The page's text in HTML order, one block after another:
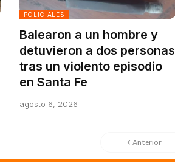
POLICIALES
Balearon a un hombre y
detuvieron a dos personas
tras un violento episodio
en Santa Fe
agosto 6, 2026
Anterior